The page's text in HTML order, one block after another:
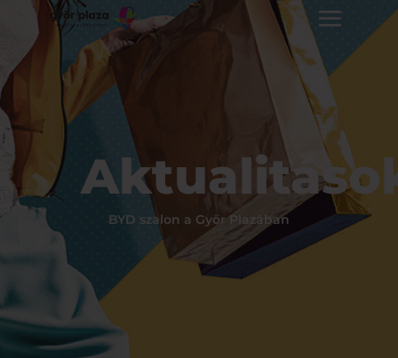
BYD szalon a Győr Plazában